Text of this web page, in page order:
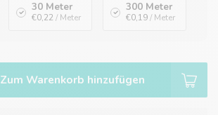
30 Meter
€0,22 / Meter
300 Meter
€0,19/ Meter
Zum Warenkorb hinzufügen